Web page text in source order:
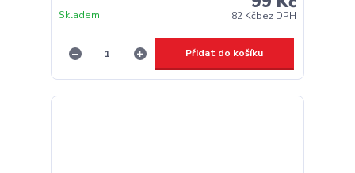
82 Kčbez DPH
Skladem
Přidat do košíku